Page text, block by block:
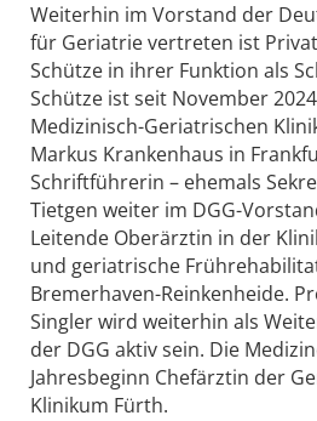
Weiterhin im Vorstand der
für Geriatrie vertreten ist
Schütze in ihrer Funktion als
Schütze ist seit November
Medizinisch-Geriatrischen
Markus Krankenhaus in
Schriftführerin – ehemals
Tietgen weiter im DGG-
Leitende Oberärztin in der
und geriatrische
Bremerhaven-Reinkenheide.
Singler wird weiterhin als
der DGG aktiv sein. Die
Jahresbeginn Chefärztin der
Klinikum Fürth.